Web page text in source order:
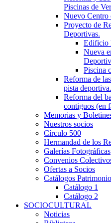
Piscinas de
Nuevo Centro
Proyecto de
Deportivas.
Edificio
Nueva
Piscina
Reforma de
pista
Reforma del
contiguos (en
Memorias y
Nuestros socios
Círculo 500
Hermandad de los
Galerías Fotográficas
Convenios
Ofertas a Socios
Catálogos
Catálogo 1
Catálogo 2
SOCIOCULTURAL
Noticias